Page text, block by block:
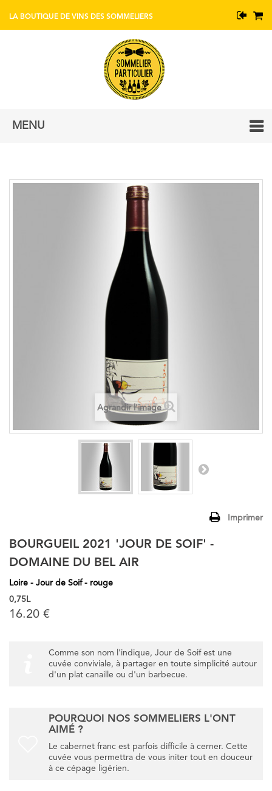
BOUTIQUE DE VINS AVEC CONSEIL DE SOMMELIERS
MENU
Agrandir l'image
Imprimer
BOURGUEIL 2021 'JOUR DE SOIF' -
DOMAINE DU BEL AIR
Loire - Jour de Soif - rouge
0,75L
16.20 €
Comme son nom l'indique, Jour de Soif est une
cuvée conviviale, à partager en toute simplicité autour
d'un plat canaille ou d'un barbecue.
POURQUOI NOS SOMMELIERS L'ONT
AIMÉ ?
Le cabernet franc est parfois difficile à cerner. Cette
cuvée vous permettra de vous initer tout en douceur
à ce cépage ligérien.